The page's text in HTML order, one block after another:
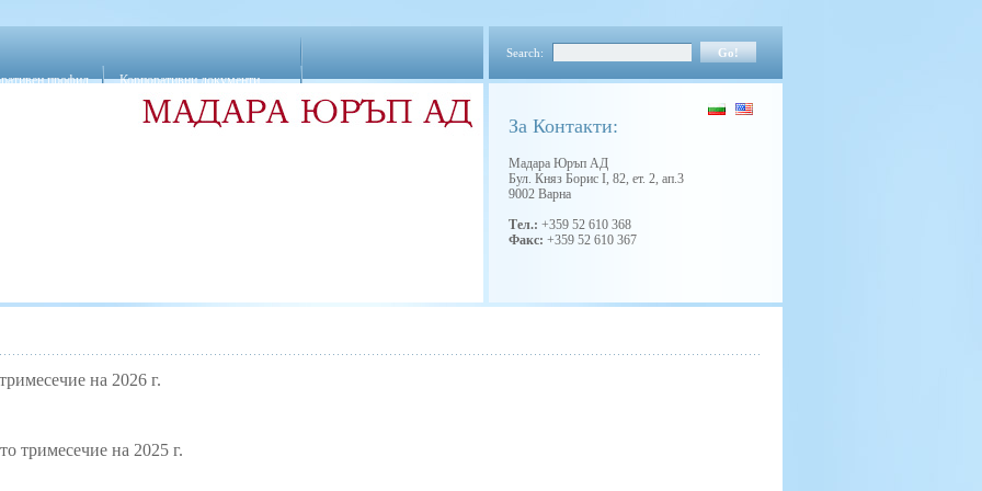
профил
Корпоративни документи
Протоколи от заседания на СД
на директорите
отчети
Новини Връзки
Search:
Зa Контакти:
Мадара Юръп АД
Бул. Княз Борис I, 82, ет. 2, ап.3
9002 Варна
Тел.: +359 52 610 368
Факс: +359 52 610 367
на 2026 г.
тримесечие на 2025 г.